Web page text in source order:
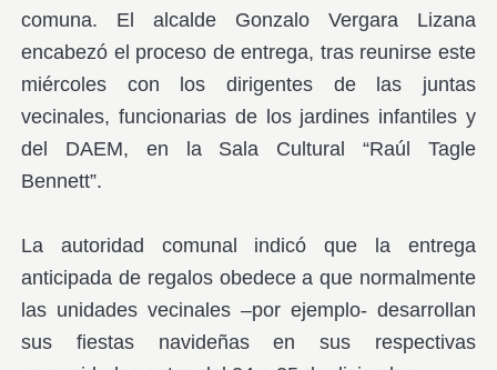
comuna. El alcalde Gonzalo Vergara Lizana
encabezó el proceso de entrega, tras reunirse este
miércoles con los dirigentes de las juntas
vecinales, funcionarias de los jardines infantiles y
del DAEM, en la Sala Cultural “Raúl Tagle
Bennett”.
La autoridad comunal indicó que la entrega
anticipada de regalos obedece a que normalmente
las unidades vecinales –por ejemplo- desarrollan
sus fiestas navideñas en sus respectivas